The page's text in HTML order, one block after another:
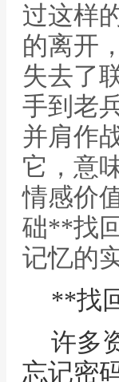
过这样
的离开
失去了
手到老
并肩作
它，意
情感价
础**找
记忆的
**找
许多
忘记密